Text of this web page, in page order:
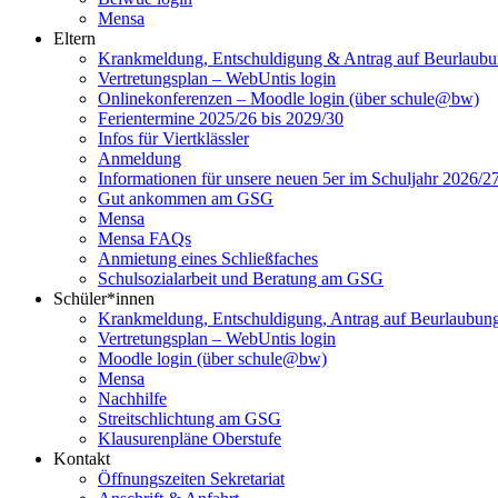
Mensa
Eltern
Krankmeldung, Entschuldigung & Antrag auf
Vertretungsplan – WebUntis login
Onlinekonferenzen – Moodle login (über schule@bw)
Ferientermine 2025/26 bis 2029/30
Infos für Viertklässler
Anmeldung
Informationen für unsere neuen 5er im Schuljahr 2026/
Gut ankommen am GSG
Mensa
Mensa FAQs
Anmietung eines Schließfaches
Schulsozialarbeit und Beratung am GSG
Schüler*innen
Krankmeldung, Entschuldigung, Antrag auf
Vertretungsplan – WebUntis login
Moodle login (über schule@bw)
Mensa
Nachhilfe
Streitschlichtung am GSG
Klausurenpläne Oberstufe
Kontakt
Öffnungszeiten Sekretariat